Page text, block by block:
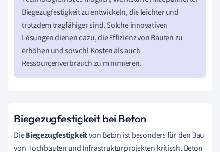
Biegezugfestigkeit zu entwickeln, die leichter und
trotzdem tragfähiger sind. Solche innovativen
Lösungen dienen dazu, die Effizienz von Bauten zu
erhöhen und sowohl Kosten als auch
Ressourcenverbrauch zu minimieren.
Biegezugfestigkeit bei Beton
DieBiegezugfestigkeitvon Beton ist besonders für den Bau
von Hochbauten und Infrastrukturprojekten kritisch. Beton